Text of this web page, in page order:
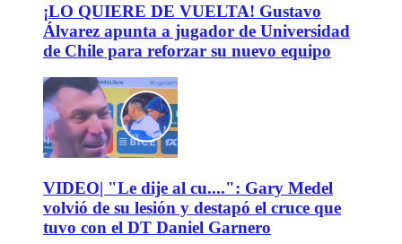
¡LO QUIERE DE VUELTA! Gustavo
Álvarez apunta a jugador de Universidad
de Chile para reforzar su nuevo equipo
VIDEO| "Le dije al cu....": Gary Medel
volvió de su lesión y destapó el cruce que
tuvo con el DT Daniel Garnero